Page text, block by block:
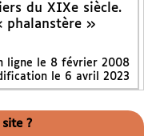
du XIXe siècle.
phalanstère »
ligne le 8 février 2008
le 6 avril 2023
site ?